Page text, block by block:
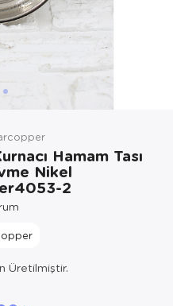
Hamam Tası
Nikel
2
Üretilmiştir.